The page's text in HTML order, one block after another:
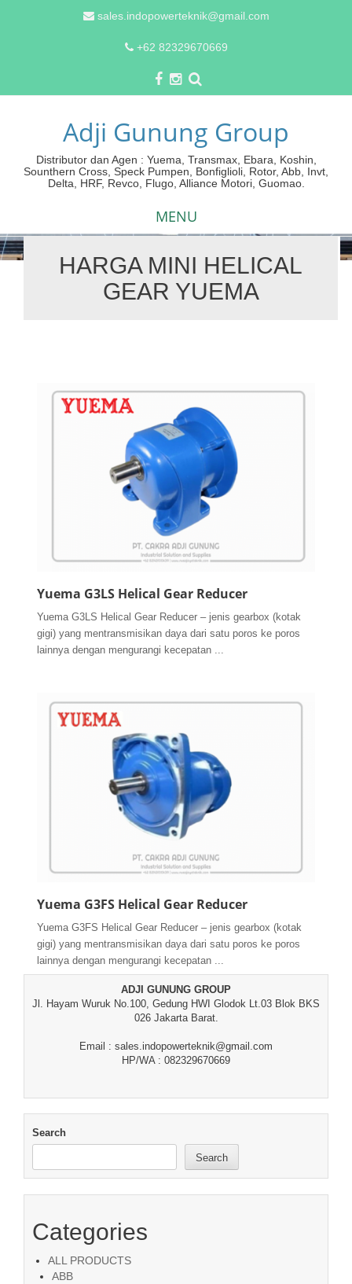
sales.indopowerteknik@gmail.com
+62 82329670669
Adji Gunung Group
Distributor dan Agen : Yuema, Transmax, Ebara, Koshin,
Sounthern Cross, Speck Pumpen, Bonfiglioli, Rotor, Abb, Invt,
Delta, HRF, Revco, Flugo, Alliance Motori, Guomao.
MENU
HARGA MINI HELICAL
GEAR YUEMA
Yuema G3LS Helical Gear Reducer
Yuema G3LS Helical Gear Reducer – jenis gearbox (kotak
gigi) yang mentransmisikan daya dari satu poros ke poros
lainnya dengan mengurangi kecepatan ...
Yuema G3FS Helical Gear Reducer
Yuema G3FS Helical Gear Reducer – jenis gearbox (kotak
gigi) yang mentransmisikan daya dari satu poros ke poros
lainnya dengan mengurangi kecepatan ...
ADJI GUNUNG GROUP
Jl. Hayam Wuruk No.100, Gedung HWI Glodok Lt.03 Blok BKS
026 Jakarta Barat.
Email : sales.indopowerteknik@gmail.com
HP/WA : 082329670669
Search
Search
Categories
ALL PRODUCTS
ABB